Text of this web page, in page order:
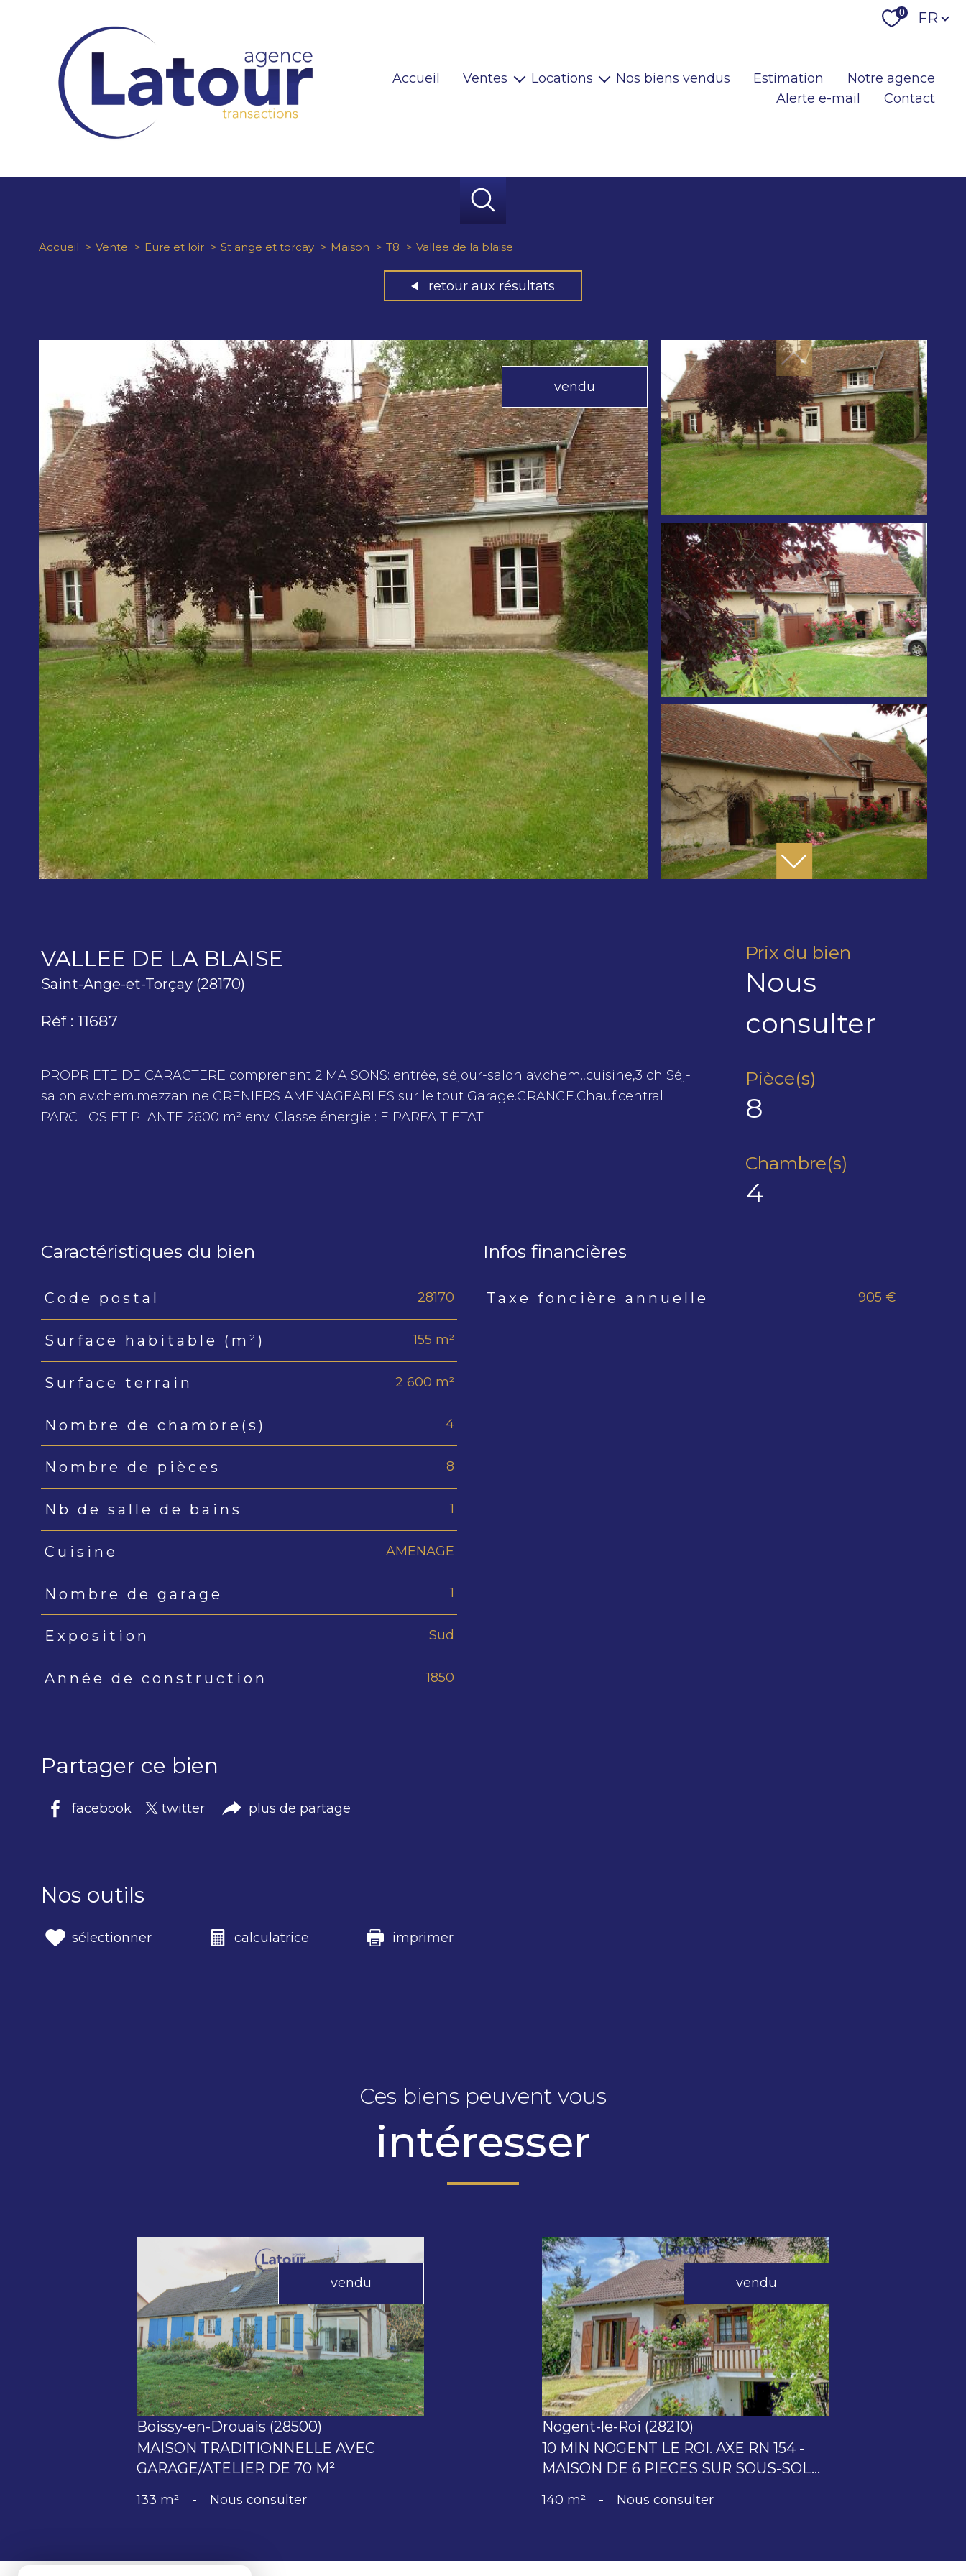
0 Langue
FR
Accueil Ventes
Locaux pro
Immeubles
Autres
Locations Nos biens vendus Estimation
Notre agence
Alerte e-mail
Contact
Accueil Vente Eure et loir St ange et torcay Maison T8 Vallee de la blaise
retour aux résultats
vendu
VALLEE DE LA BLAISE
Saint-Ange-et-Torçay (28170)
Réf : 11687
PROPRIETE DE CARACTERE comprenant 2 MAISONS: entrée, séjour-salon av.chem.,cuisine,3 ch Séj-
salon av.chem.mezzanine GRENIERS AMENAGEABLES sur le tout Garage.GRANGE.Chauf.central
Prix du bien
Nous
consulter
Pièce(s)
8
Chambre(s)
4
Caractéristiques du bien
Caractéristiques
Code postal 28170
Surface habitable (m²) 155 m²
Surface terrain 2 600 m²
Nombre de chambre(s) 4
Nombre de pièces 8
Nb de salle de bains 1
Cuisine AMENAGE
Nombre de garage 1
Exposition Sud
Année de construction 1850
Infos financières
Caractéristiques Valeurs
Taxe foncière annuelle 905 €
Partager ce bien
facebook twitter plus de partage
Nos outils
sélectionner calculatrice imprimer
Ces biens peuvent vous
intéresser
vendu
voir le bien
Boissy-en-Drouais (28500)
MAISON TRADITIONNELLE AVEC
GARAGE/ATELIER DE 70 M²
133 m² - Nous consulter
vendu
voir le bien
Nogent-le-Roi (28210)
10 MIN NOGENT LE ROI. AXE RN 154 -
MAISON DE 6 PIECES SUR SOUS-SOL...
140 m² - Nous consulter